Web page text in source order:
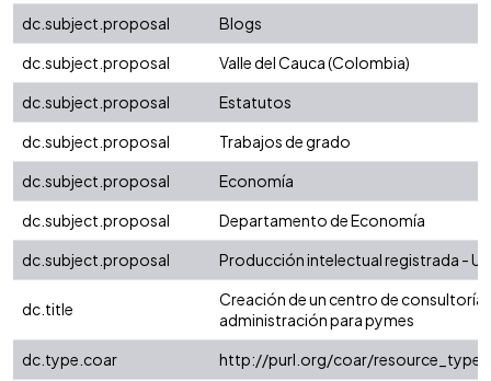
dc.subject.proposal
Blogs
dc.subject.proposal
Valle del Cauca (Colombia)
dc.subject.proposal
Estatutos
dc.subject.proposal
Trabajos de grado
dc.subject.proposal
Economía
dc.subject.proposal
Departamento de Economía
dc.subject.proposal
Producción intelectual registrada -
dc.title
Creación de un centro de consultoría
administración para pymes
dc.type.coar
http://purl.org/coar/resource_type/